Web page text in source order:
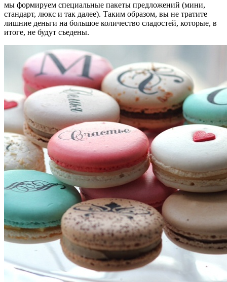
мы формируем специальные пакеты предложений (мини,
стандарт, люкс и так далее). Таким образом, вы не тратите
лишние деньги на большое количество сладостей, которые, в
итоге, не будут съедены.